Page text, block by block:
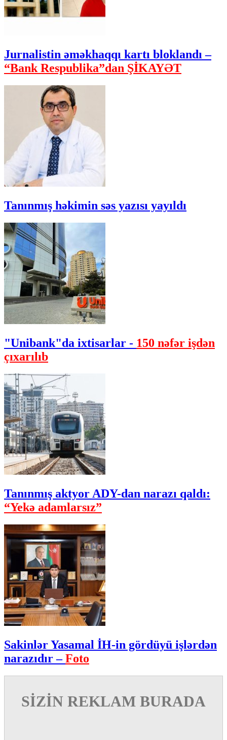
Jurnalistin əməkhaqqı kartı bloklandı –
“Bank Respublika”dan ŞİKAYƏT
Tanınmış həkimin səs yazısı yayıldı
"Unibank"da ixtisarlar - 150 nəfər işdən
çıxarılıb
Tanınmış aktyor ADY-dan narazı qaldı:
“Yekə adamlarsız”
Sakinlər Yasamal İH-in gördüyü işlərdən
narazıdır –Foto
SİZİN REKLAM BURADA